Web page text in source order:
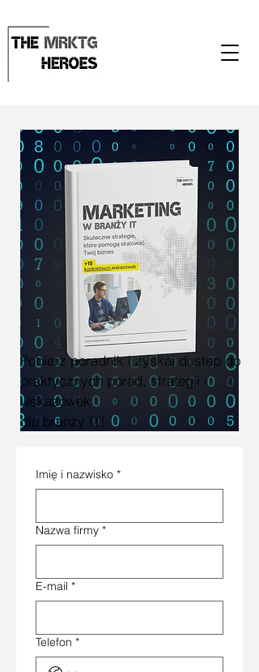
Pobierz poradnik i zyskaj dostęp do
praktycznych porad, strategii i
wskazówek
dla branży IT!
Imię i nazwisko *
Nazwa firmy *
E-mail *
Telefon *